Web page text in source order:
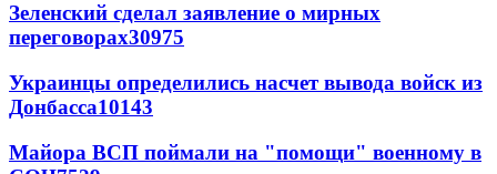
Зеленский сделал заявление о мирных
переговорах30975
Украинцы определились насчет вывода войск из
Донбасса10143
Майора ВСП поймали на "помощи" военному в